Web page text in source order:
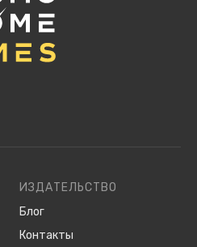
ИЗДАТЕЛЬСТВО
Блог
Контакты